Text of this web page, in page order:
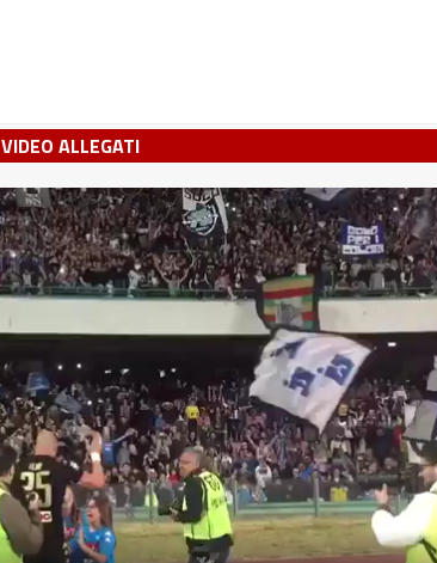
VIDEO ALLEGATI